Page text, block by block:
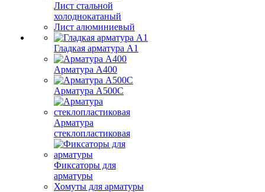
Лист стальной
холоднокатаный
Лист алюминиевый
Гладкая арматура А1
Арматура А400
Арматура A500C
Арматура
стеклопластиковая
Фиксаторы для
арматуры
Хомуты для арматуры